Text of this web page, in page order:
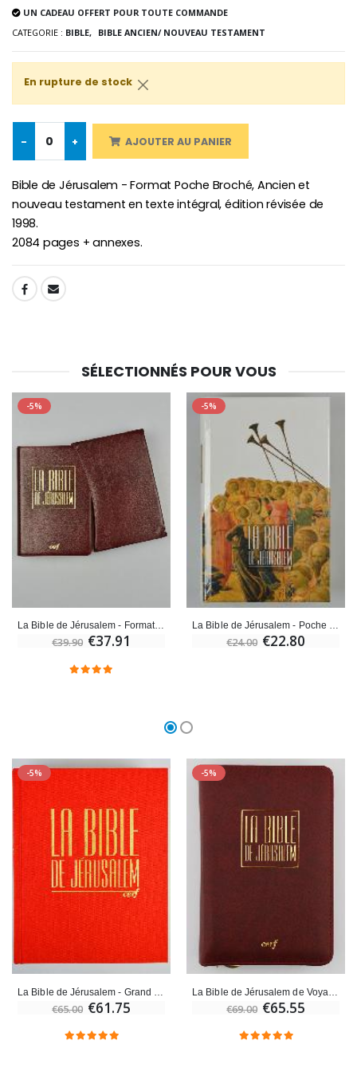
Bougie Neuvaine pour une Guérison - 17.5cm
€4.90 €23.00
UN CADEAU OFFERT POUR TOUTE COMMANDE
CATEGORIE : BIBLE, BIBLE ANCIEN/ NOUVEAU TESTAMENT
En rupture de stock
- + AJOUTER AU PANIER
Bible de Jérusalem - Format Poche Broché, Ancien et
nouveau testament en texte intégral, édition révisée de
1998.
2084 pages + annexes.
SHARE:
SÉLECTIONNÉS POUR VOUS
-5%
La Bible de Jérusalem - Format Poche bordeaux sous étui
€39.90 €37.91
-5%
€24.00 €22.80
-5%
€65.00 €61.75
-5%
€69.00 €65.55